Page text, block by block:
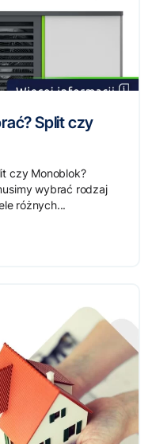
Split czy
czy Monoblok?
wybrać rodzaj
różnych...